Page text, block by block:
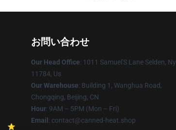
お問い合わせ
Our Head Office: 1011 Samuel'S Lane Selden, Ny
11784, Us
Our Warehouse: Building 1, Wanghua Road,
Chongqing, Beijing, CN
Hour: 9AM – 5PM (Mon – Fri)
Email : contact@canned-heat.shop